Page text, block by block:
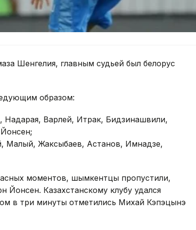
Шенгелия, главным судьей был белорус
образом:
Варлей, Итрак, Бидзинашвили,
Малый, Жаксыбаев, Астанов, Имнадзе,
моментов, шымкентцы пропустили,
Йонсен. Казахстанскому клубу удался
в три минуты отметились Михай Кэпэцынэ